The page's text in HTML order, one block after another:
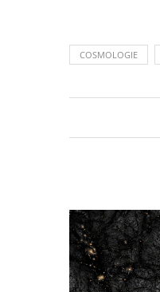
COSMOLOGIE